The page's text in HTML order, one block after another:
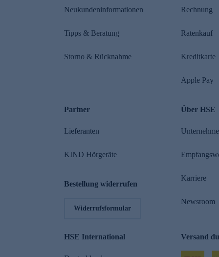
Neukundeninformationen
Tipps & Beratung
Storno & Rücknahme
Rechnung
Ratenkauf
Kreditkarte
Apple Pay
Partner
Lieferanten
KIND Hörgeräte
Bestellung widerrufen
Widerrufsformular
Über HSE
Karriere
Newsroom
HSE International Versand